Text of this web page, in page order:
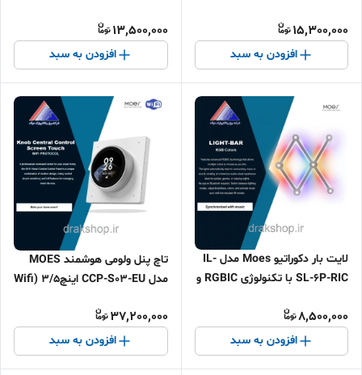
15,300,000
افزودن به سبد
13,500,000
افزودن به سبد
لایت بار دکوراتیو Moes مدل IL-
SL-6P-RIC با تکنولوژی RGBIC و
8,500,000
افزودن به سبد
تاچ پنل ولومی هوشمند MOES
مدل CCP-S03-EU اینچ3/5 (Wifi
37,200,000
افزودن به سبد